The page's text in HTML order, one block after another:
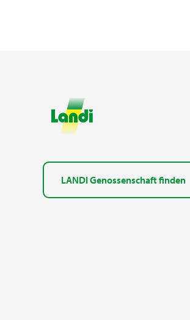
LANDI Genossenschaft finden